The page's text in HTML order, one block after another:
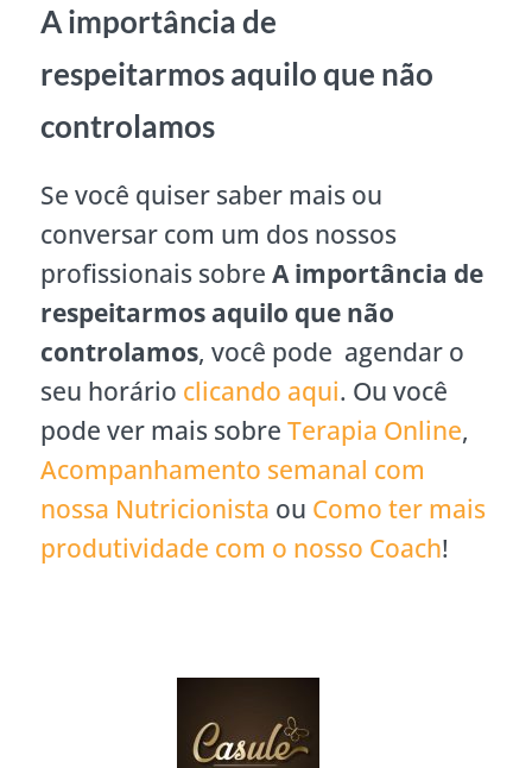
A importância de
respeitarmos aquilo que não
controlamos
Se você quiser saber mais ou
conversar com um dos nossos
profissionais sobre A importância de
respeitarmos aquilo que não
controlamos, você pode agendar o
seu horário clicando aqui. Ou você
pode ver mais sobre Terapia Online,
Acompanhamento semanal com
nossa Nutricionista ou Como ter mais
produtividade com o nosso Coach!